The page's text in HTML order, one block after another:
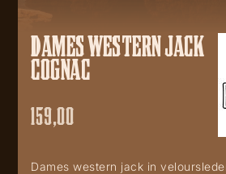
DAMES WESTERN JACK
COGNAC
159,00
Dames western jack in